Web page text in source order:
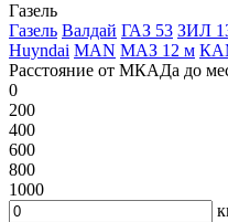
Газель
Газель Валдай ГАЗ 53 ЗИЛ
Huyndai MAN МАЗ 12 м
Расстояние от МКАДа до
0
200
400
600
800
1000